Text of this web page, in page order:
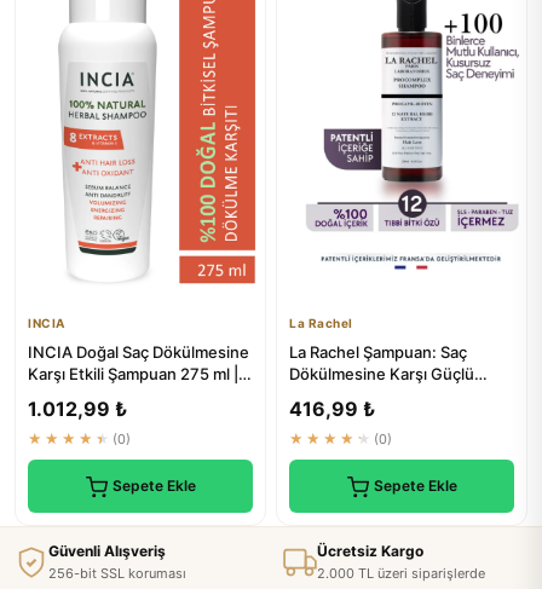
INCIA
INCIA Doğal Saç Dökülmesine
Karşı Etkili Şampuan 275 ml | 8
1.012,99 ₺
★★★★★ (0)
Sepete Ekle
La Rachel
La Rachel Şampuan: Saç
Dökülmesine Karşı Güçlü
Destekleyici ...
416,99 ₺
★★★★★ (0)
Sepete Ekle
Güvenli Alışveriş
256-bit SSL koruması
Ücretsiz Kargo
2.000 TL üzeri siparişlerde